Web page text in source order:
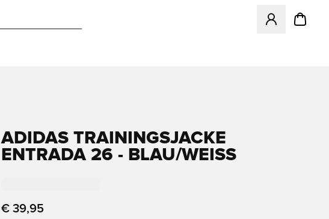
Öffnet ein
ADIDAS TRAININGSJACKE
ENTRADA 26 - BLAU/WEISS
€ 39,95